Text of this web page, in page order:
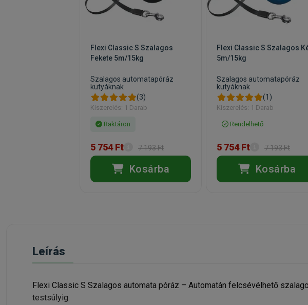
Flexi Classic S Szalagos
Fekete 5m/15kg
Szalagos automatapóráz
kutyáknak
(3)
Kiszerelés: 1 Darab
Raktáron
5 754 Ft 7 193 Ft
Kosárba
Flexi Classic S Szalagos
5m/15kg
Szalagos automatapóráz
kutyáknak
(1)
Kiszerelés: 1 Darab
Rendelhető
5 754 Ft 7 193 Ft
Kosárba
Leírás
Flexi Classic S Szalagos automata póráz – Automatán felcsévélhető
testsúlyig.